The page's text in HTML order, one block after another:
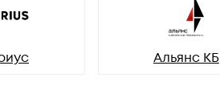
Альянс КБ